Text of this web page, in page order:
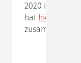
2020 im
hat hier